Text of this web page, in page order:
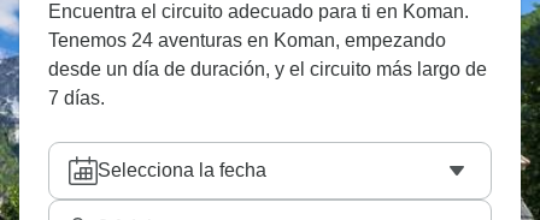
Encuentra el circuito adecuado para ti en Koman.
Tenemos 24 aventuras en Koman, empezando
desde un día de duración, y el circuito más largo de
7 días.
Selecciona la fecha